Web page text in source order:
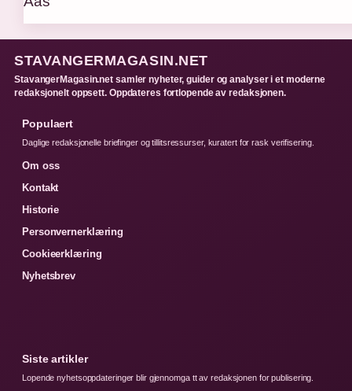
STAVANGERMAGASIN.NET
StavangerMagasin.net samler nyheter, guider og analyser i et moderne
redaksjonelt oppsett. Oppdateres fortlopende av redaksjonen.
Populaert
Daglige redaksjonelle briefinger og tillitsressurser, kuratert for rask verifisering.
Om oss
Kontakt
Historie
Personvernerklæring
Cookieerklæring
Nyhetsbrev
Siste artikler
Lopende nyhetsoppdateringer blir gjennomga tt av redaksjonen for publisering.